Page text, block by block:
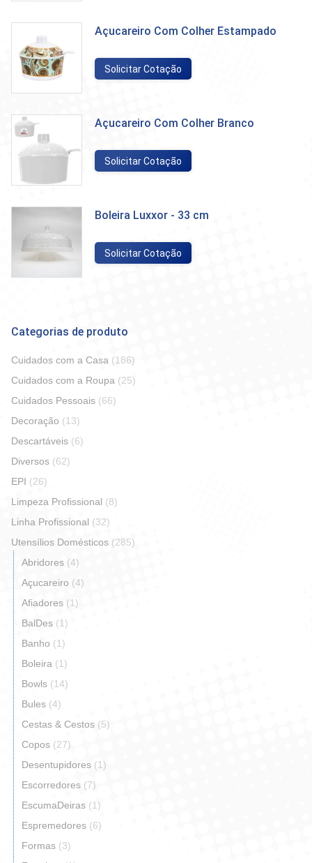
Açucareiro Com Colher Estampado
Solicitar Cotação
Açucareiro Com Colher Branco
Solicitar Cotação
Boleira Luxxor - 33 cm
Solicitar Cotação
Categorias de produto
Cuidados com a Casa (186)
Cuidados com a Roupa (25)
Cuidados Pessoais (66)
Decoração (13)
Descartáveis (6)
Diversos (62)
EPI (26)
Limpeza Profissional (8)
Linha Profissional (32)
Utensílios Domésticos (285)
Abridores (4)
Açucareiro (4)
Afiadores (1)
BalDes (1)
Banho (1)
Boleira (1)
Bowls (14)
Bules (4)
Cestas & Cestos (5)
Copos (27)
Desentupidores (1)
Escorredores (7)
EscumaDeiras (1)
Espremedores (6)
Formas (3)